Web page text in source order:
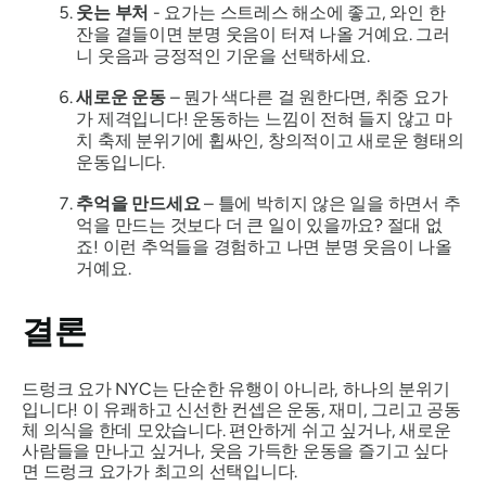
웃는 부처 - 요가는 스트레스 해소에 좋고, 와인 한
잔을 곁들이면 분명 웃음이 터져 나올 거예요. 그러
니 웃음과 긍정적인 기운을 선택하세요.
새로운 운동– 뭔가 색다른 걸 원한다면, 취중 요가
가 제격입니다! 운동하는 느낌이 전혀 들지 않고 마
치 축제 분위기에 휩싸인, 창의적이고 새로운 형태의
운동입니다.
추억을 만드세요– 틀에 박히지 않은 일을 하면서 추
억을 만드는 것보다 더 큰 일이 있을까요? 절대 없
죠! 이런 추억들을 경험하고 나면 분명 웃음이 나올
거예요.
결론
드렁크 요가 NYC는 단순한 유행이 아니라, 하나의 분위기
입니다! 이 유쾌하고 신선한 컨셉은 운동, 재미, 그리고 공동
체 의식을 한데 모았습니다. 편안하게 쉬고 싶거나, 새로운
사람들을 만나고 싶거나, 웃음 가득한 운동을 즐기고 싶다
면 드렁크 요가가 최고의 선택입니다.